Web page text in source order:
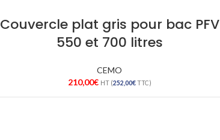
Couvercle plat gris pour bac PFV
550 et 700 litres
CEMO
210,00€ HT (252,00€TTC)